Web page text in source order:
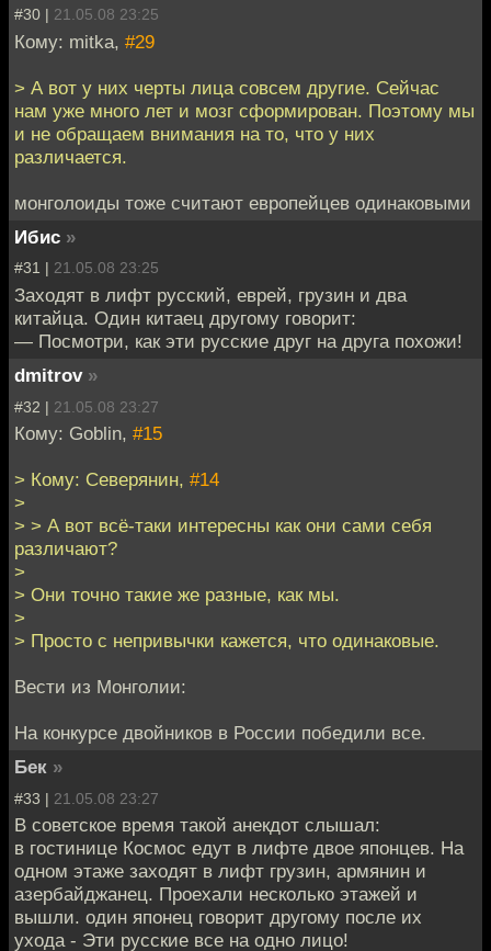
#30 | 21.05.08 23:25
Кому: mitka, #29
> А вот у них черты лица совсем другие. Сейчас
нам уже много лет и мозг сформирован. Поэтому мы
и не обращаем внимания на то, что у них
различается.
монголоиды тоже считают европейцев одинаковыми
Ибис »
#31 | 21.05.08 23:25
Заходят в лифт русский, еврей, грузин и два
китайца. Один китаец другому говорит:
— Посмотри, как эти русские друг на друга похожи!
dmitrov »
#32 | 21.05.08 23:27
Кому: Goblin, #15
> Кому: Северянин, #14
>
> > А вот всё-таки интересны как они сами себя
различают?
>
> Они точно такие же разные, как мы.
>
> Просто с непривычки кажется, что одинаковые.
Вести из Монголии:
На конкурсе двойников в России победили все.
Бек »
#33 | 21.05.08 23:27
В советское время такой анекдот слышал:
в гостинице Космос едут в лифте двое японцев. На
одном этаже заходят в лифт грузин, армянин и
азербайджанец. Проехали несколько этажей и
вышли. один японец говорит другому после их
ухода - Эти русские все на одно лицо!